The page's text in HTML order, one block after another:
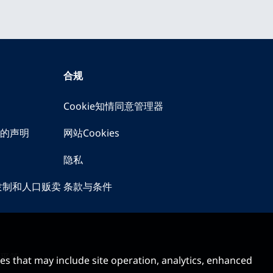
声明
和人口贩卖
等
合规
Cookie知情同意管理器
网站Cookies
隐私
条款与条件
that may include site operation, analytics, enhanced